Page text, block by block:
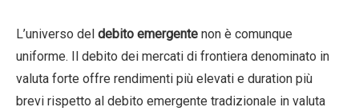
L’universo del debito emergente non è comunque
uniforme. Il debito dei mercati di frontiera denominato in
valuta forte offre rendimenti più elevati e duration più
brevi rispetto al debito emergente tradizionale in valuta